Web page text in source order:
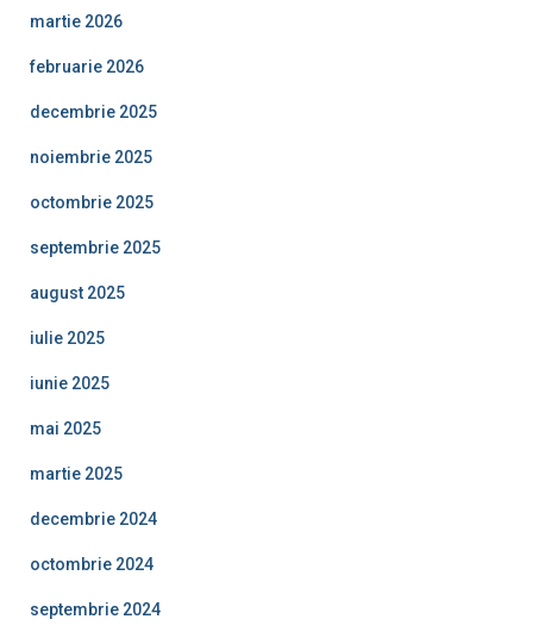
martie 2026
februarie 2026
decembrie 2025
noiembrie 2025
octombrie 2025
septembrie 2025
august 2025
iulie 2025
iunie 2025
mai 2025
martie 2025
decembrie 2024
octombrie 2024
septembrie 2024